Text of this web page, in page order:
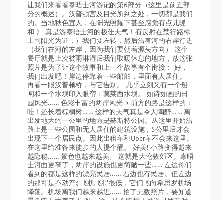
让我们来看看泰晤士河游记的第6部分（这里是前五部
分的概述）。汉普顿宫及目光所到之处，一切都是我们
的。当地秋色宜人，在阳光照耀下甚至感觉有点儿暖
和-》 真是游泰晤士河的极佳天气！有反射在禁行路标
上的阳光为证：）我们要左转，然后沿着河的右岸行进
（我们在河的左岸，因为我们要朝着源头方向） 这个
餐厅就是上次被雨淋湿后我们取暖休息的地方，放这张
照片是为了让这个故事和上一个故事有个衔接： 好，
我们出发吧！岸边停靠着一些船舶，里面有人居住。
再看一眼汉普顿桥，与它告别。 几乎立刻又有一个船
闸和一个水坝印入眼帘：莫莱西水坝。 如诗如画的田
园风光…… 色彩丰富的两岸风光-> 前方的路是这样的：
哇！还长着棕榈树…… 这样的天气真是令人陶醉…… 离
出发地大约一公里的地方是赫斯特公园。从这里开始沿
路上是一些公园和无人居住的建筑设施，5公里后才会
出现下一个居民点。因此出租车和Uber车不会来这里。
在这里给准备来徒步的人提个醒。 好美! 小路变得越来
越隐秘…… 景色也越来越美。 这就是大伦敦郊区。泰晤
士河面更窄了，两岸的设施也更简陋一些…… 左边你们
看到的都是这样的漂亮民居…… 右边也有民居。但左边
的那可是不动产:) 飞机飞得很低，它们飞向希思罗机场
降落。机场离我们越来越近…… 拍了无数照片，要知道